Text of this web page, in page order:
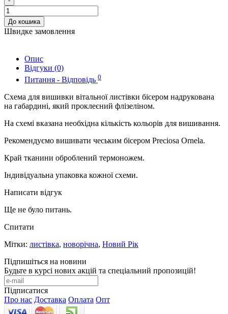
До кошика
Швидке замовлення
Опис
Відгуки (0)
Питання - Відповідь 0
Схема для вишивки вітальної листівки бісером надрукована
на габардині, який проклеєний флізеліном.
На схемі вказана необхідна кількість кольорів для вишивання.
Рекомендуємо вишивати чеським бісером Preciosa Ornela.
Край тканини оброблений термоножем.
Індивідуальна упаковка кожної схеми.
Написати відгук
Ще не було питань.
Спитати
Мітки: листівка, новорічна, Новий Рік
Підпишіться на новини
Будьте в курсі нових акцій та спеціальний пропозицій!
Підписатися
Про нас Доставка Оплата Опт